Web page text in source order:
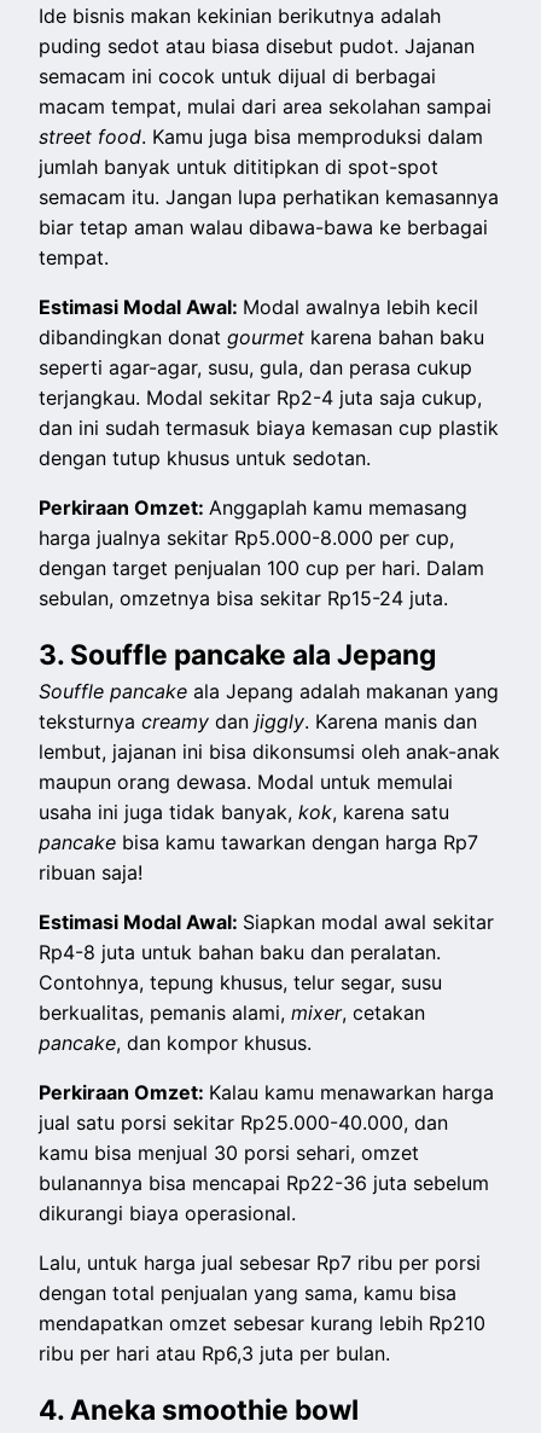
Ide bisnis makan kekinian berikutnya adalah
puding sedot atau biasa disebut pudot. Jajanan
semacam ini cocok untuk dijual di berbagai
macam tempat, mulai dari area sekolahan sampai
street food. Kamu juga bisa memproduksi dalam
jumlah banyak untuk dititipkan di spot-spot
semacam itu. Jangan lupa perhatikan kemasannya
biar tetap aman walau dibawa-bawa ke berbagai
tempat.
Estimasi Modal Awal: Modal awalnya lebih kecil
dibandingkan donatgourmet karena bahan baku
seperti agar-agar, susu, gula, dan perasa cukup
terjangkau. Modal sekitar Rp2-4 juta saja cukup,
dan ini sudah termasuk biaya kemasan cup plastik
dengan tutup khusus untuk sedotan.
Perkiraan Omzet:Anggaplah kamu memasang
harga jualnya sekitar Rp5.000-8.000 per cup,
dengan target penjualan 100 cup per hari. Dalam
sebulan, omzetnya bisa sekitar Rp15-24 juta.
3. Souffle pancake ala Jepang
Souffle pancakeala Jepang adalah makanan yang
teksturnyacreamydanjiggly. Karena manis dan
lembut, jajanan ini bisa dikonsumsi oleh anak-anak
maupun orang dewasa. Modal untuk memulai
usaha ini juga tidak banyak,kok, karena satu
pancake bisa kamu tawarkan dengan harga Rp7
ribuan saja!
Estimasi Modal Awal: Siapkan modal awal sekitar
Rp4-8 juta untuk bahan baku dan peralatan.
Contohnya, tepung khusus, telur segar, susu
berkualitas, pemanis alami,mixer, cetakan
pancake, dan kompor khusus.
Perkiraan Omzet: Kalau kamu menawarkan harga
jual satu porsi sekitar Rp25.000-40.000, dan
kamu bisa menjual 30 porsi sehari, omzet
bulanannya bisa mencapai Rp22-36 juta sebelum
dikurangi biaya operasional.
Lalu, untuk harga jual sebesar Rp7 ribu per porsi
dengan total penjualan yang sama, kamu bisa
mendapatkan omzet sebesar kurang lebih Rp210
ribu per hari atau Rp6,3 juta per bulan.
4. Aneka smoothie bowl